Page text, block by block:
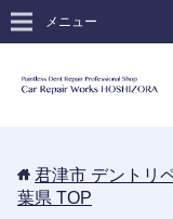
メニュー
君津市 デントリ
葉県 TOP